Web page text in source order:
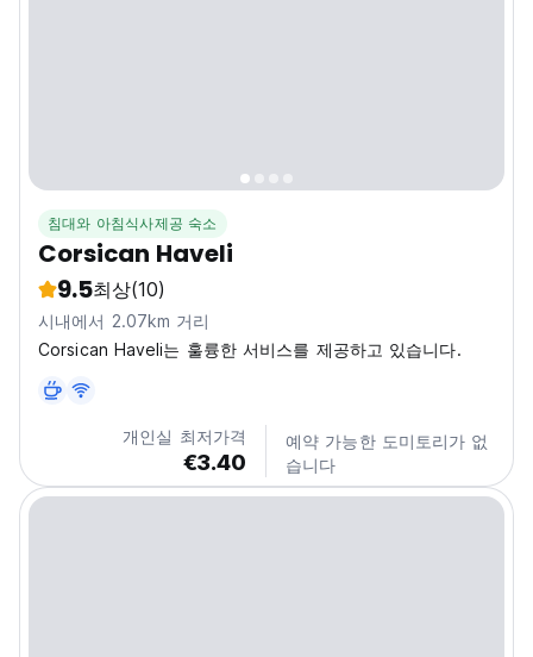
침대와 아침식사제공 숙소
Corsican Haveli
9.5최상(10)
시내에서 2.07km 거리
Corsican Haveli는 훌륭한 서비스를 제공하고 있습니다.
개인실 최저가격
€3.40
예약 가능한 도미토리가 없
습니다